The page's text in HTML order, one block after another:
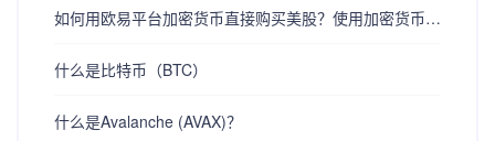
如何用欧易平台加密货币直接购买美股？使用加密货币购买美股的详细教程
什么是比特币（BTC）
什么是Avalanche (AVAX)？